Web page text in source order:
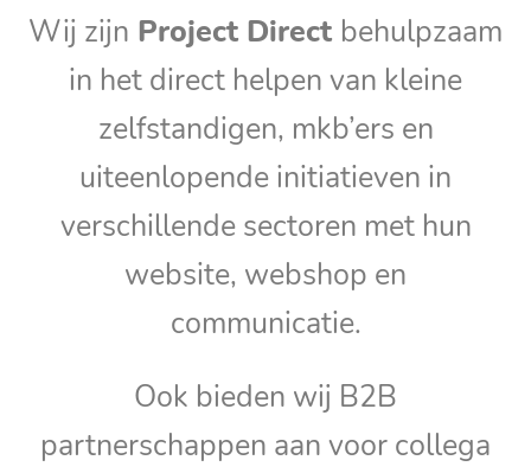
Wij zijn Project Direct behulpzaam
in het direct helpen van kleine
zelfstandigen, mkb’ers en
uiteenlopende initiatieven in
verschillende sectoren met hun
website, webshop en
communicatie.
Ook bieden wij B2B
partnerschappen aan voor collega